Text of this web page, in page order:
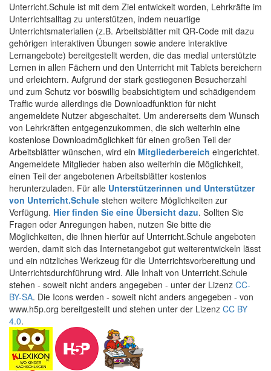
Unterricht.Schule ist mit dem Ziel entwickelt worden, Lehrkräfte im
Unterrichtsalltag zu unterstützen, indem neuartige
Unterrichtsmaterialien (z.B. Arbeitsblätter mit QR-Code mit dazu
gehörigen interaktiven Übungen sowie andere interaktive
Lernangebote) bereitgestellt werden, die das medial unterstützte
Lernen in allen Fächern und den Unterricht mit Tablets bereichern
und erleichtern. Aufgrund der stark gestiegenen Besucherzahl
und zum Schutz vor böswillig beabsichtigtem und schädigendem
Traffic wurde allerdings die Downloadfunktion für nicht
angemeldete Nutzer abgeschaltet. Um andererseits dem Wunsch
von Lehrkräften entgegenzukommen, die sich weiterhin eine
kostenlose Downloadmöglichkeit für einen großen Teil der
Arbeitsblätter wünschen, wird ein Mitgliederbereich eingerichtet.
Angemeldete Mitglieder haben also weiterhin die Möglichkeit,
einen Teil der angebotenen Arbeitsblätter kostenlos
herunterzuladen. Für alle Unterstützerinnen und Unterstützer
von Unterricht.Schule stehen weitere Möglichkeiten zur
Verfügung. Hier finden Sie eine Übersicht dazu. Sollten Sie
Fragen oder Anregungen haben, nutzen Sie bitte die
Möglichkeiten, die Ihnen hierfür auf Unterricht.Schule angeboten
werden, damit sich das Internetangebot gut weiterentwickeln lässt
und ein nützliches Werkzeug für die Unterrichtsvorbereitung und
Unterrichtsdurchführung wird. Alle Inhalt von Unterricht.Schule
stehen - soweit nicht anders angegeben - unter der Lizenz CC-
BY-SA. Die Icons werden - soweit nicht anders angegeben - von
www.h5p.org bereitgestellt und stehen unter der Lizenz CC BY
4.0.